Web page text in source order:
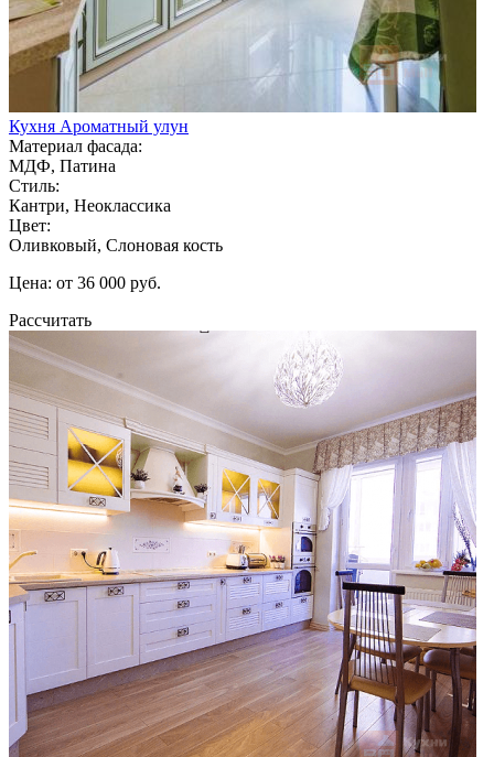
Кухня Ароматный улун
Материал фасада:
МДФ, Патина
Стиль:
Кантри, Неоклассика
Цвет:
Оливковый, Слоновая кость
Цена: от 36 000 руб.
Рассчитать